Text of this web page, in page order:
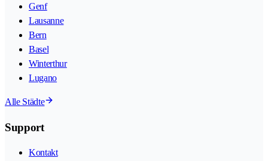
Genf
Lausanne
Bern
Basel
Winterthur
Lugano
Alle Städte
Support
Kontakt